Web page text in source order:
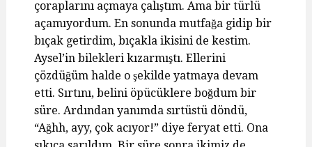
çoraplarını açmaya çalıştım. Ama bir türlü
açamıyordum. En sonunda mutfağa gidip bir
bıçak getirdim, bıçakla ikisini de kestim.
Aysel’in bilekleri kızarmıştı. Ellerini
çözdüğüm halde o şekilde yatmaya devam
etti. Sırtını, belini öpücüklere boğdum bir
süre. Ardından yanımda sırtüstü döndü,
“Ağhh, ayy, çok acıyor!” diye feryat etti. Ona